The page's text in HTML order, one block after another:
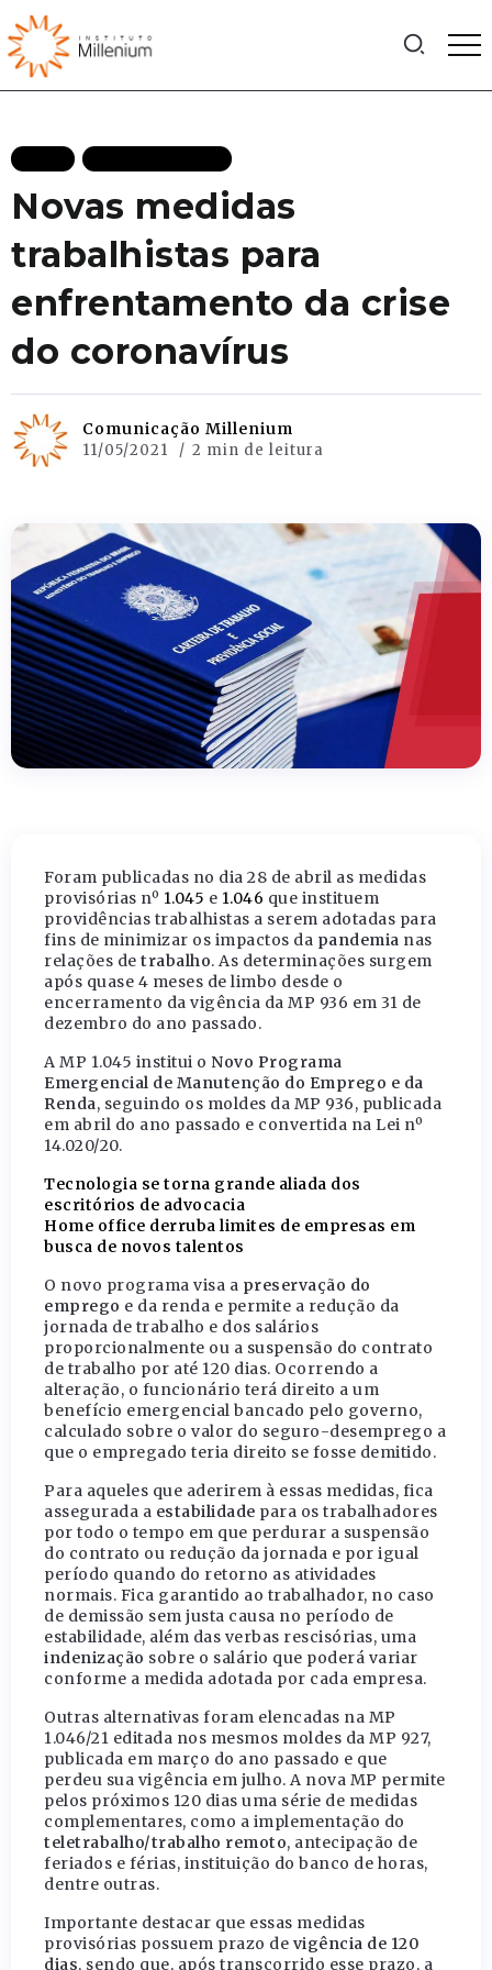
Novas medidas
trabalhistas para
enfrentamento da crise
do coronavírus
Comunicação Millenium
11/05/2021 2 min de leitura
Foram publicadas no dia 28 de abril as medidas
provisórias nº 1.045 e 1.046 que instituem
providências trabalhistas a serem adotadas para
fins de minimizar os impactos da pandemia nas
relações de trabalho. As determinações surgem
após quase 4 meses de limbo desde o
encerramento da vigência da MP 936 em 31 de
dezembro do ano passado.
A MP 1.045 institui o Novo Programa
Emergencial de Manutenção do Emprego e da
Renda, seguindo os moldes da MP 936, publicada
em abril do ano passado e convertida na Lei nº
14.020/20.
Tecnologia se torna grande aliada dos
escritórios de advocacia
Home office derruba limites de empresas em
busca de novos talentos
O novo programa visa a preservação do
emprego e da renda e permite a redução da
jornada de trabalho e dos salários
proporcionalmente ou a suspensão do contrato
de trabalho por até 120 dias. Ocorrendo a
alteração, o funcionário terá direito a um
benefício emergencial bancado pelo governo,
calculado sobre o valor do seguro-desemprego a
que o empregado teria direito se fosse demitido.
Para aqueles que aderirem à essas medidas, fica
assegurada a estabilidade para os trabalhadores
por todo o tempo em que perdurar a suspensão
do contrato ou redução da jornada e por igual
período quando do retorno as atividades
normais. Fica garantido ao trabalhador, no caso
de demissão sem justa causa no período de
estabilidade, além das verbas rescisórias, uma
indenização sobre o salário que poderá variar
conforme a medida adotada por cada empresa.
Outras alternativas foram elencadas na MP
1.046/21 editada nos mesmos moldes da MP 927,
publicada em março do ano passado e que
perdeu sua vigência em julho. A nova MP permite
pelos próximos 120 dias uma série de medidas
complementares, como a implementação do
teletrabalho/trabalho remoto, antecipação de
feriados e férias, instituição do banco de horas,
dentre outras.
Importante destacar que essas medidas
provisórias possuem prazo de vigência de 120
dias, sendo que, após transcorrido esse prazo, a